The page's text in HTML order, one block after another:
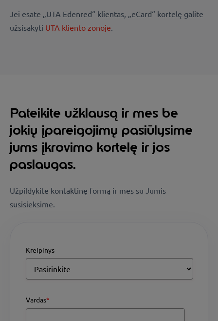
Jei esate „UTA Edenred“ klientas, „eCard“ kortelę galite
užsisakyti UTA kliento zonoje.
Pateikite užklausą ir mes be
jokių įpareigojimų pasiūlysime
jums įkrovimo kortelę ir jos
paslaugas.
Užpildykite kontaktinę formą ir mes su Jumis
susisieksime.
Kreipinys
Vardas*